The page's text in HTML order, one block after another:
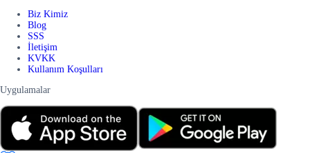
Biz Kimiz
Blog
SSS
İletişim
KVKK
Kullanım Koşulları
Uygulamalar